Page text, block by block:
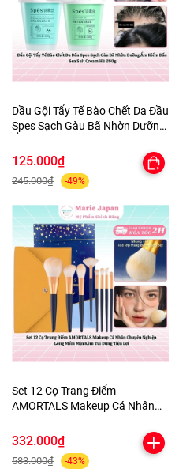
Dầu Gội Tẩy Tế Bào Chết Da Đầu
Spes Sạch Gàu Bã Nhờn Dưỡng
Hũ 280g
125.000₫
245.000₫ -49%
Set 12 Cọ Trang Điểm
AMORTALS Makeup Cá Nhân
Kèm Túi Đựng Tiện Lợi
332.000₫
583.000₫ -43%